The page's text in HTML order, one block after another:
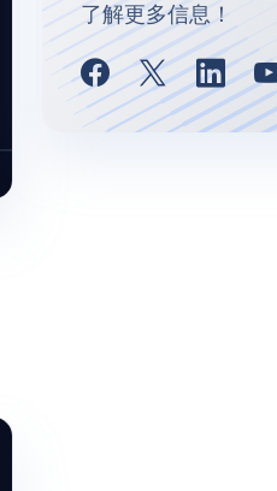
了解更多信息！